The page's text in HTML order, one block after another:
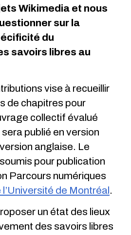
Wikimedia et nous
sur la
du
savoirs libres au
vise à recueillir
de chapitres pour
collectif évalué
publié en version
anglaise. Le
pour publication
Parcours numériques
de Montréal.
un état des lieux
des savoirs libres